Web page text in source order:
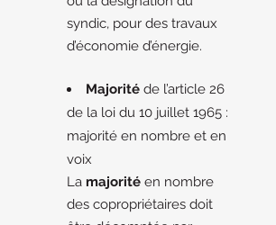
syndic, pour des travaux
d’économie d’énergie.
Majorité de l’article 26
de la loi du 10 juillet 1965 :
majorité en nombre et en
voix
La majorité en nombre
des copropriétaires doit